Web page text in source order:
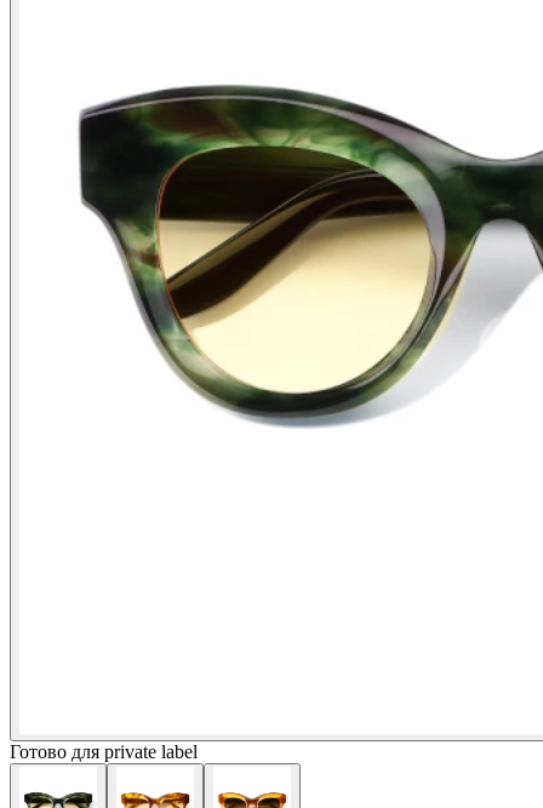
Готово для private label